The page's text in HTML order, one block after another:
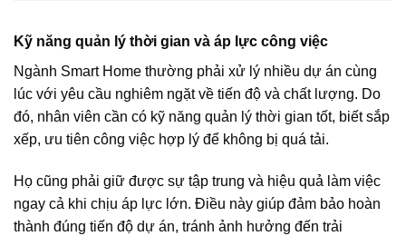
Kỹ năng quản lý thời gian và áp lực công việc
Ngành Smart Home thường phải xử lý nhiều dự án cùng
lúc với yêu cầu nghiêm ngặt về tiến độ và chất lượng. Do
đó, nhân viên cần có kỹ năng quản lý thời gian tốt, biết sắp
xếp, ưu tiên công việc hợp lý để không bị quá tải.
Họ cũng phải giữ được sự tập trung và hiệu quả làm việc
ngay cả khi chịu áp lực lớn. Điều này giúp đảm bảo hoàn
thành đúng tiến độ dự án, tránh ảnh hưởng đến trải